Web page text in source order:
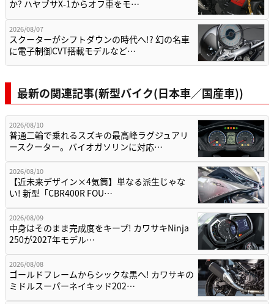
か? ハヤブサX-1からオフ車をモ…
2026/08/07
スクーターがシフトダウンの時代へ!? 幻の名車
に電子制御CVT搭載モデルなど…
最新の関連記事(新型バイク(日本車／国産車))
2026/08/10
普通二輪で乗れるスズキの最高峰ラグジュアリ
ースクーター。バイオガソリンに対応…
2026/08/10
【近未来デザイン×4気筒】単なる派生じゃな
い! 新型「CBR400R FOU…
2026/08/09
中身はそのまま完成度をキープ! カワサキNinja
250が2027年モデル…
2026/08/08
ゴールドフレームからシックな黒へ! カワサキの
ミドルスーパーネイキッド202…